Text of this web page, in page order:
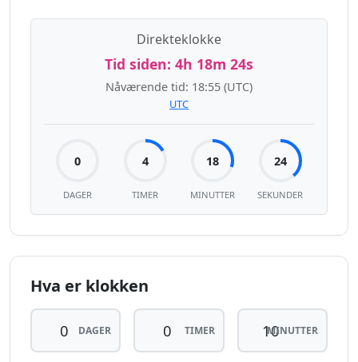
Direkteklokke
Tid siden: 4h 18m 24s
Nåværende tid: 18:55 (UTC)
UTC
0
DAGER
4
TIMER
18
MINUTTER
24
SEKUNDER
Hva er klokken
DAGER TIMER MINUTTER